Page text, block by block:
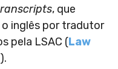
, que
inglês por tradutor
pela LSAC (Law
).